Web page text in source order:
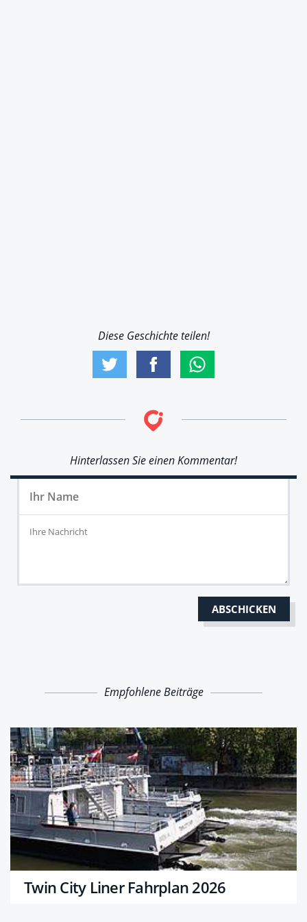
Diese Geschichte teilen!
Hinterlassen Sie einen Kommentar!
Empfohlene Beiträge
Twin City Liner Fahrplan 2026